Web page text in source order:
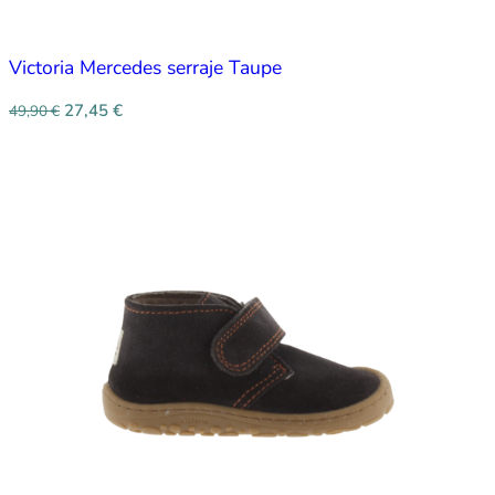
Victoria Mercedes serraje Taupe
49,90€ 27,45 €